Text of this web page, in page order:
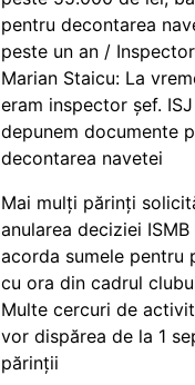
pentru decontarea
peste un an /
Marian Staicu: La
eram inspector șef.
depunem documente
decontarea navetei
Mai mulți părinți
anularea deciziei
acorda sumele pentru
cu ora din cadrul
Multe cercuri de
vor dispărea de la 1
părinții